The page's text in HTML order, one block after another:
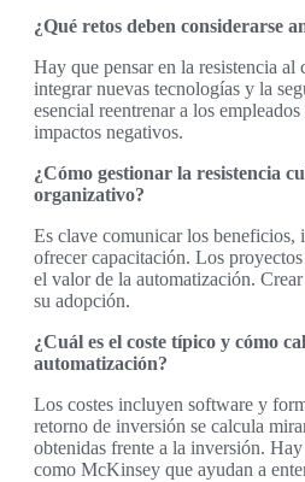
¿Qué retos deben considerarse
Hay que pensar en la resistencia al
integrar nuevas tecnologías y la
esencial reentrenar a los
impactos negativos.
¿Cómo gestionar la resistencia
organizativo?
Es clave comunicar los beneficios,
ofrecer capacitación. Los
el valor de la automatización.
su adopción.
¿Cuál es el coste típico y cómo
automatización?
Los costes incluyen software y
retorno de inversión se calcula
obtenidas frente a la inversión. Hay
como McKinsey que ayudan a